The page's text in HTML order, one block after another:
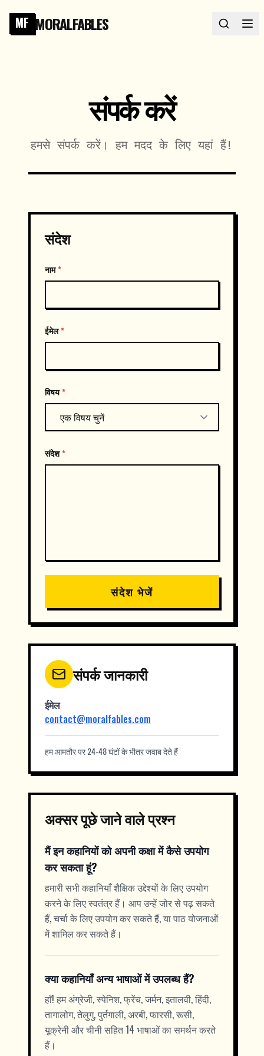
MF MORALFABLES
संपर्क करें
हमसे संपर्क करें। हम मदद के लिए यहां हैं!
संदेश
नाम*
ईमेल*
विषय*
संदेश*
संदेश भेजें
संपर्क जानकारी
ईमेल
contact@moralfables.com
हम आमतौर पर 24-48 घंटों के भीतर जवाब देते हैं
अक्सर पूछे जाने वाले प्रश्न
मैं इन कहानियों को अपनी कक्षा में कैसे उपयोग
कर सकता हूं?
हमारी सभी कहानियाँ शैक्षिक उद्देश्यों के लिए उपयोग
करने के लिए स्वतंत्र हैं। आप उन्हें जोर से पढ़ सकते
हैं, चर्चा के लिए उपयोग कर सकते हैं, या पाठ योजनाओं
में शामिल कर सकते हैं।
क्या कहानियाँ अन्य भाषाओं में उपलब्ध हैं?
हाँ! हम अंग्रेजी, स्पेनिश, फ्रेंच, जर्मन, इतालवी, हिंदी,
तागालोग, तेलुगु, पुर्तगाली, अरबी, फारसी, रूसी,
यूक्रेनी और चीनी सहित 14 भाषाओं का समर्थन करते
हैं।